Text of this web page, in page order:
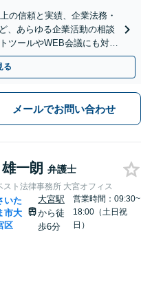
の信頼と実績、企業法務・
、あらゆる企業活動の相談
ツールやWEB会議にも対
る
メールでお問い合わせ
一朗 弁護士
スト法律事務所 大宮オフィス
いた
市大
区
大宮駅
から徒
歩6分
営業時間：09:30~
18:00（土日祝
日）